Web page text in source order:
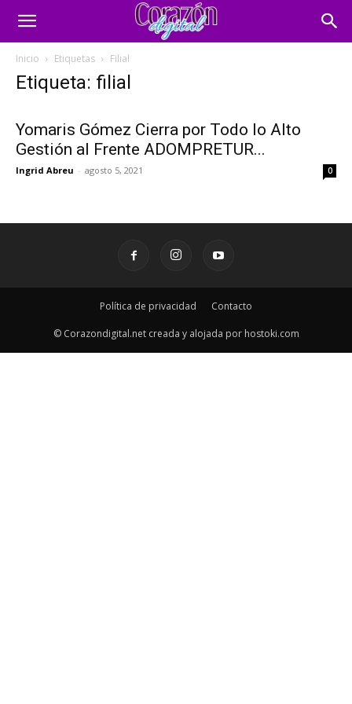
Inicio Etiquetas Filial
Etiqueta: filial
Yomaris Gómez Cierra por Todo lo Alto
Gestión al Frente ADOMPRETUR...
Ingrid Abreu - agosto 5, 2021 0
Política de privacidad Contacto
© Corazondigital.net creada y alojada por hostoki.com